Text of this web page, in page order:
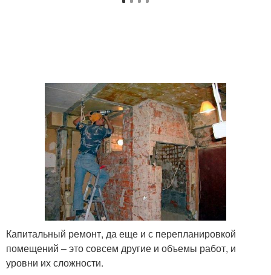
Капитальный ремонт, да еще и с перепланировкой
помещений – это совсем другие и объемы работ, и
уровни их сложности.